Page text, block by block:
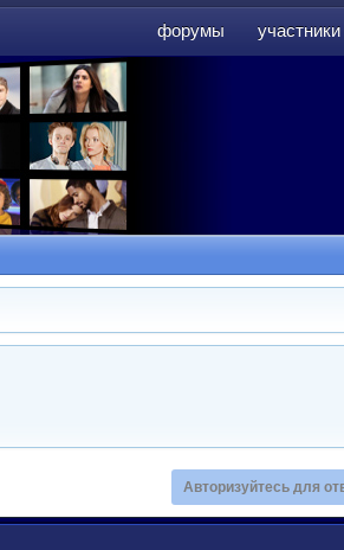
форумы участники
Авторизуйтесь для